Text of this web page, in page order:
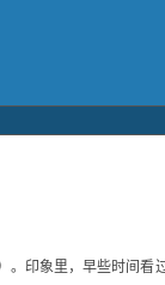
印象里，早些时间